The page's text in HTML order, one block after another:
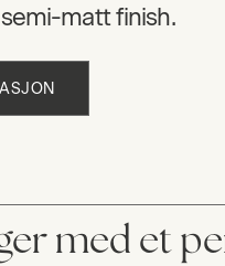
matt finish.
med et